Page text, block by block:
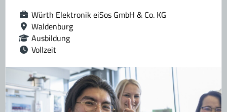
Würth Elektronik eiSos GmbH & Co. KG
Waldenburg
Ausbildung
Vollzeit